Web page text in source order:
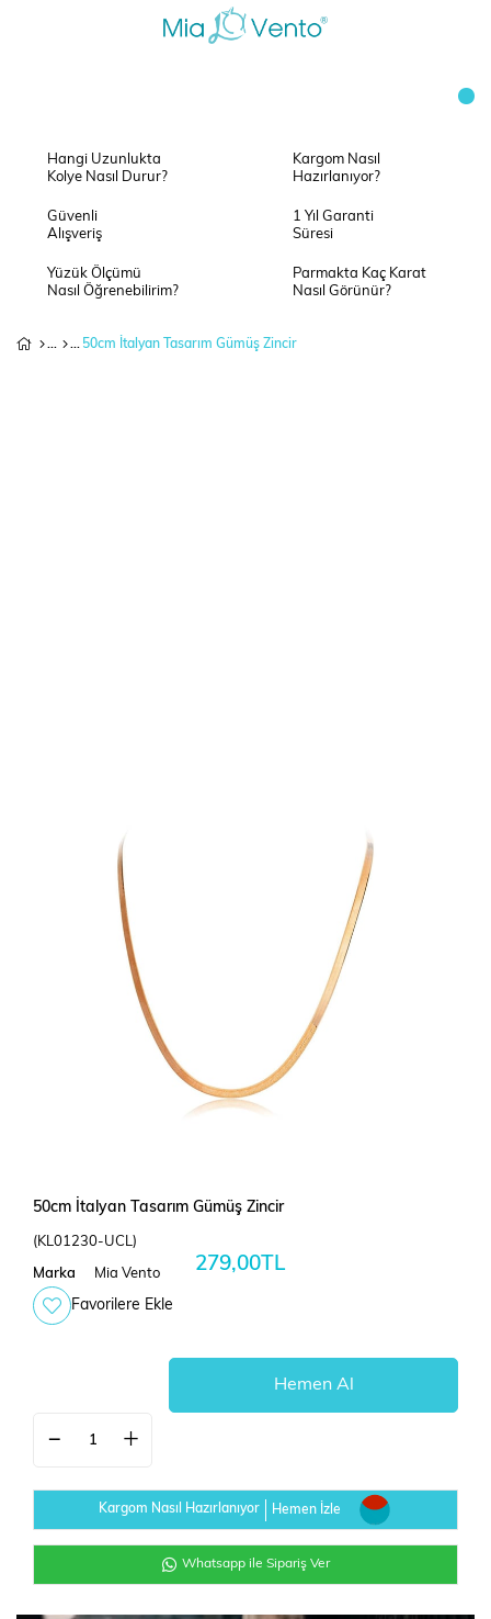
Hangi Uzunlukta
Kolye Nasıl Durur?
Kargom Nasıl
Hazırlanıyor?
Güvenli
Alışveriş
1 Yıl Garanti
Süresi
Yüzük Ölçümü
Nasıl Öğrenebilirim?
Parmakta Kaç Karat
Nasıl Görünür?
50cm İtalyan Tasarım Gümüş Zincir
50cm İtalyan Tasarım Gümüş Zincir
(KL01230-UCL)
Marka Mia Vento 279,00TL
Favorilere Ekle
Kargom Nasıl Hazırlanıyor Hemen İzle
Whatsapp ile Sipariş Ver